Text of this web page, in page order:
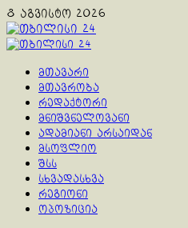
Skip
to
content
8 აგვისტო 2026
Primary
მთავარი
მთავრობა
რედაქტორი
მნიშვნელოვანი
ადამიანი არსაიდან
მსოფლიო
შსს
სხვადასხვა
რეგიონი
ოპოზიცია